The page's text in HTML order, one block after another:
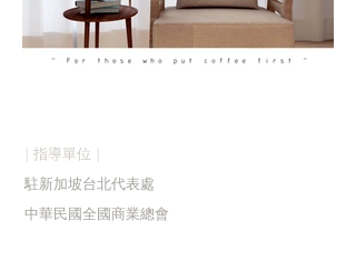
| 指導單位 |
駐新加坡台北代表處
中華民國全國商業總會